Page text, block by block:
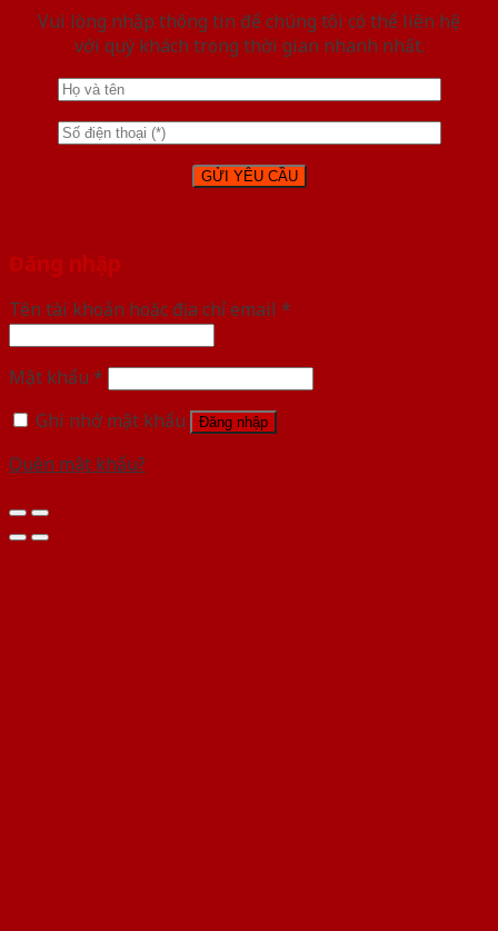
Vui lòng nhập thông tin để chúng tôi có thể liên hệ
với quý khách trong thời gian nhanh nhất.
Đăng nhập
Tên tài khoản hoặc địa chỉ email *
Mật khẩu *
Ghi nhớ mật khẩu
Đăng nhập
Quên mật khẩu?